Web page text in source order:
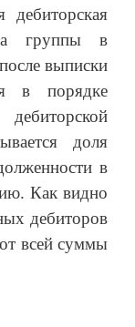
дебиторская
на группы в
выписки
в порядке
доля
в
Как видно
дебиторов
всей суммы